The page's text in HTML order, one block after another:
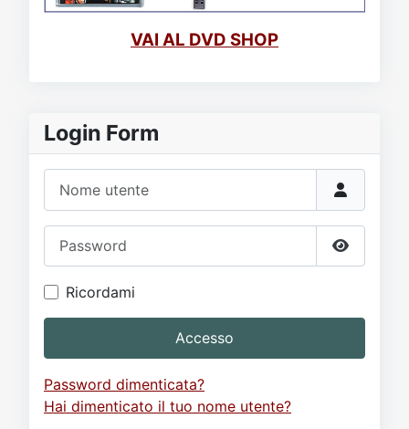
Forum
VAI AL DVD SHOP
Login Form
Mostra
Ricordami
Accesso
Password dimenticata?
Hai dimenticato il tuo nome utente?